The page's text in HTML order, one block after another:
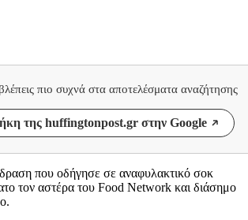
πιο συχνά στα αποτελέσματα αναζήτησης
της huffingtonpost.gr στην Google
που οδήγησε σε αναφυλακτικό σοκ
τον αστέρα του Food Network και διάσημο